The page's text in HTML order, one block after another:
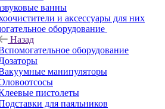
ванны
и аксессуары для них
оборудование
Назад
оборудование
манипуляторы
пистолеты
для паяльников